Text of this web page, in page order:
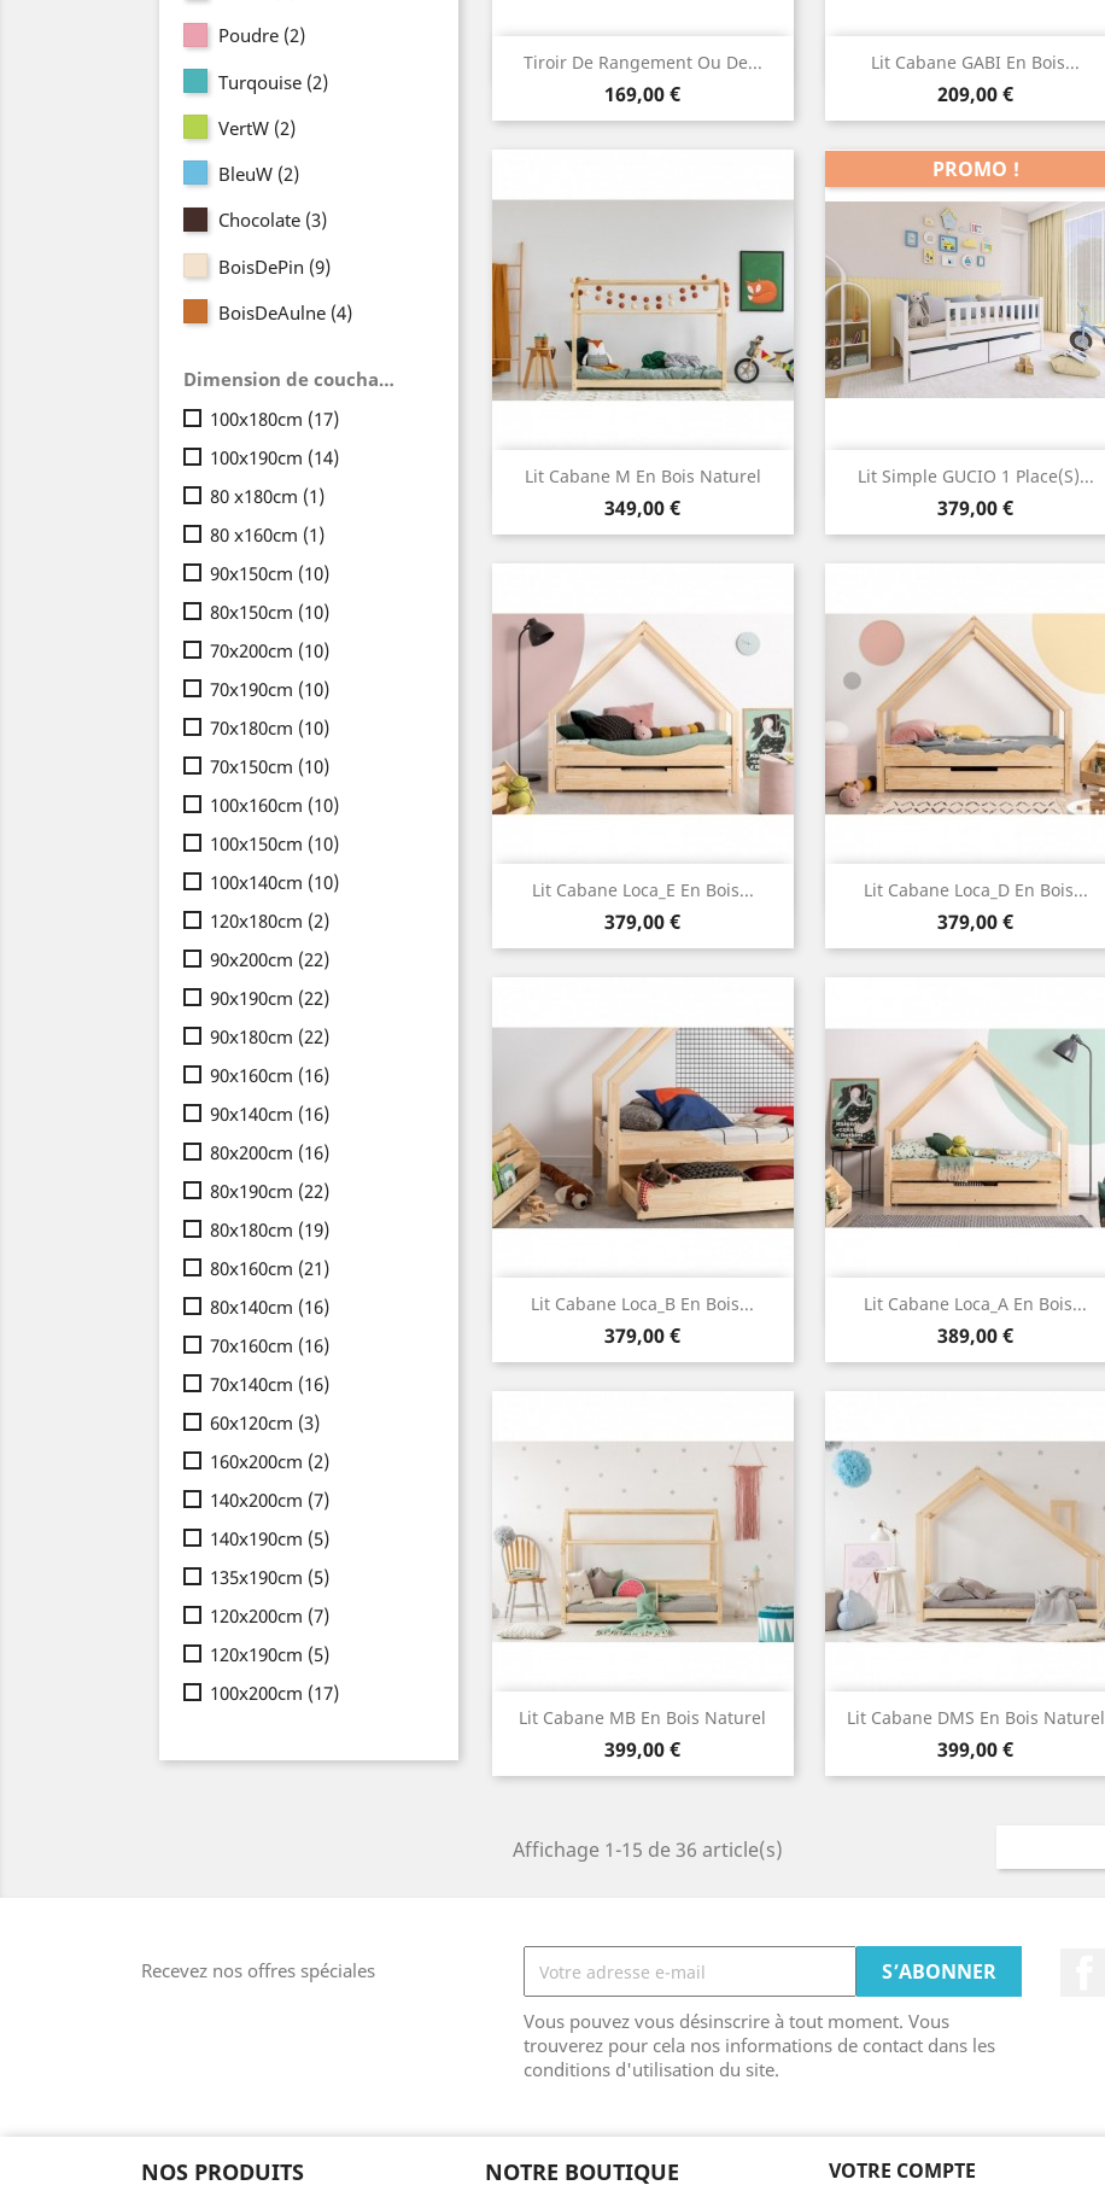
Poudre (2)
Turqouise (2)
VertW (2)
BleuW (2)
Chocolate (3)
BoisDePin (9)
BoisDeAulne (4)
Dimension de couchage (matelas)
100x180cm (17)
100x190cm (14)
80 x180cm (1)
80 x160cm (1)
90x150cm (10)
80x150cm (10)
70x200cm (10)
70x190cm (10)
70x180cm (10)
70x150cm (10)
100x160cm (10)
100x150cm (10)
100x140cm (10)
120x180cm (2)
90x200cm (22)
90x190cm (22)
90x180cm (22)
90x160cm (16)
90x140cm (16)
80x200cm (16)
80x190cm (22)
80x180cm (19)
80x160cm (21)
80x140cm (16)
70x160cm (16)
70x140cm (16)
60x120cm (3)
160x200cm (2)
140x200cm (7)
140x190cm (5)
135x190cm (5)
120x200cm (7)
120x190cm (5)
100x200cm (17)
Tiroir De Rangement Ou De...
Prix
169,00 €
Aperçu rapide Lit Cabane GABI En Bois...
Prix
209,00 €
Aperçu rapide
Lit Cabane M En Bois Naturel
Prix
349,00 €
Aperçu rapide Lit Simple GUCIO 1 Place(s)...
Prix
379,00 €
PROMO !
Aperçu rapide
Lit Cabane Loca_E En Bois...
Prix
379,00 €
Aperçu rapide Lit Cabane Loca_D En Bois...
Prix
379,00 €
Aperçu rapide
Lit Cabane Loca_B En Bois...
Prix
379,00 €
Aperçu rapide Lit Cabane Loca_A En Bois...
Prix
389,00 €
Aperçu rapide
Lit Cabane MB En Bois Naturel
Prix
399,00 €
Aperçu rapide Lit Cabane DMS En Bois Naturel
Prix
399,00 €
Aperçu rapide
Affichage 1-15 de 36 article(s)
Recevez nos offres spéciales
Vous pouvez vous désinscrire à tout moment. Vous
trouverez pour cela nos informations de contact dans les
conditions d'utilisation du site.
NOS PRODUITS NOTRE BOUTIQUE VOTRE COMPTE